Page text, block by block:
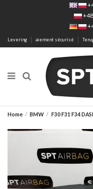
Levering aiement sécurisé
Home BMW F30 F31 F34